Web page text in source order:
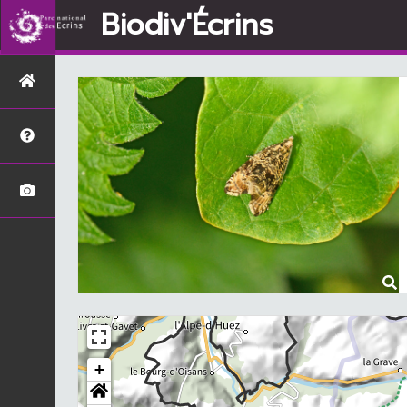
Biodiv'Écrins
+